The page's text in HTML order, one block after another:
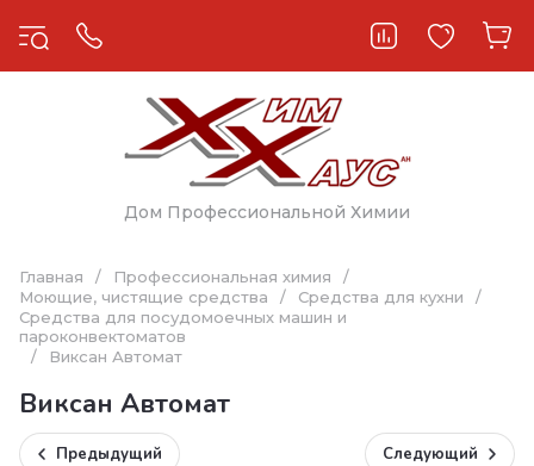
Дом Профессиональной Химии
Главная / Профессиональная химия
/
Моющие, чистящие средства
/ Средства для кухни
/
Средства для посудомоечных машин и
пароконвектоматов
/
Виксан Автомат
Виксан Автомат
Предыдущий Следующий